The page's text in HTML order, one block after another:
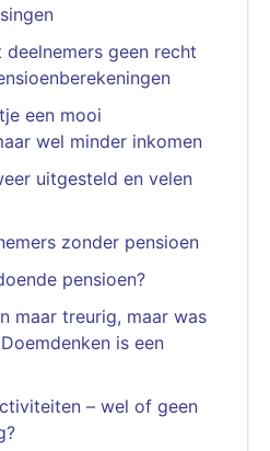
geen recht
een mooi
wel minder inkomen
uitgesteld en velen
zonder pensioen
pensioen?
maar treurig, maar was
is een
– wel of geen